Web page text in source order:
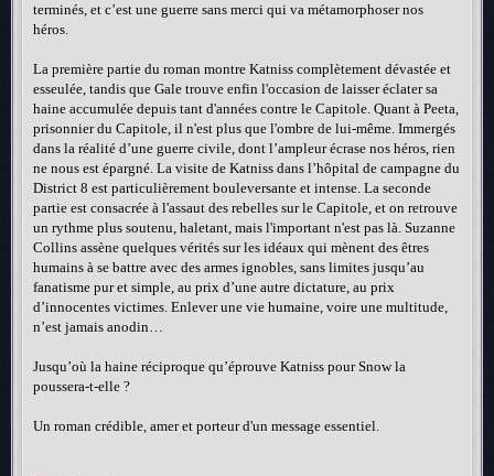
terminés, et c’est une guerre sans merci qui va métamorphoser nos
héros.
La première partie du roman montre Katniss complètement dévastée et
esseulée, tandis que Gale trouve enfin l'occasion de laisser éclater sa
haine accumulée depuis tant d'années contre le Capitole. Quant à Peeta,
prisonnier du Capitole, il n'est plus que l'ombre de lui-même. Immergés
dans la réalité d’une guerre civile, dont l’ampleur écrase nos héros, rien
ne nous est épargné. La visite de Katniss dans l’hôpital de campagne du
District 8 est particulièrement bouleversante et intense. La seconde
partie est consacrée à l'assaut des rebelles sur le Capitole, et on retrouve
un rythme plus soutenu, haletant, mais l'important n'est pas là. Suzanne
Collins assène quelques vérités sur les idéaux qui mènent des êtres
humains à se battre avec des armes ignobles, sans limites jusqu’au
fanatisme pur et simple, au prix d’une autre dictature, au prix
d’innocentes victimes. Enlever une vie humaine, voire une multitude,
n’est jamais anodin…
Jusqu’où la haine réciproque qu’éprouve Katniss pour Snow la
poussera-t-elle ?
Un roman crédible, amer et porteur d'un message essentiel.